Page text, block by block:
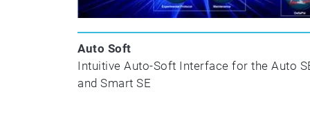
Auto Soft
Intuitive Auto-Soft Interface for the Auto
and Smart SE